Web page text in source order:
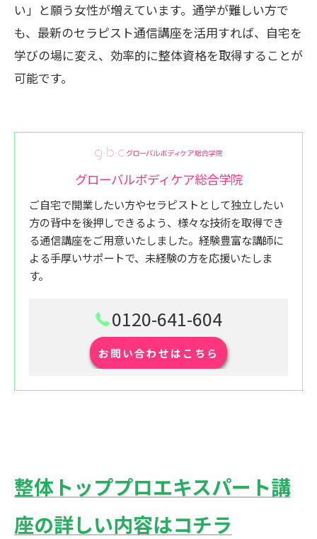
い」と願う女性が増えています。通学が難しい方で
も、最新のセラピスト通信講座を活用すれば、自宅を
学びの場に変え、効率的に整体資格を取得することが
可能です。
グローバルボディケア総合学院
ご自宅で開業したい方やセラピストとして独立したい
方の背中を後押しできるよう、様々な技術を取得でき
る通信講座をご用意いたしました。経験豊富な講師に
よる手厚いサポートで、未経験の方を応援いたしま
す。
0120-641-604
お問い合わせはこちら
整体トッププロエキスパート講
座の詳しい内容はコチラ